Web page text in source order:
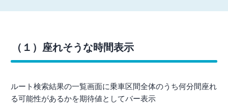
（１）座れそうな時間表示
ルート検索結果の一覧画面に乗車区間全体のうち何分間座れ
る可能性があるかを期待値としてバー表示